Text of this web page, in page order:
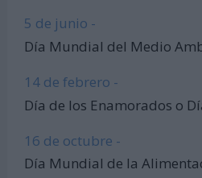
5 de junio -
Día Mundial del Medio
14 de febrero -
Día de los Enamorados o
16 de octubre -
Día Mundial de la